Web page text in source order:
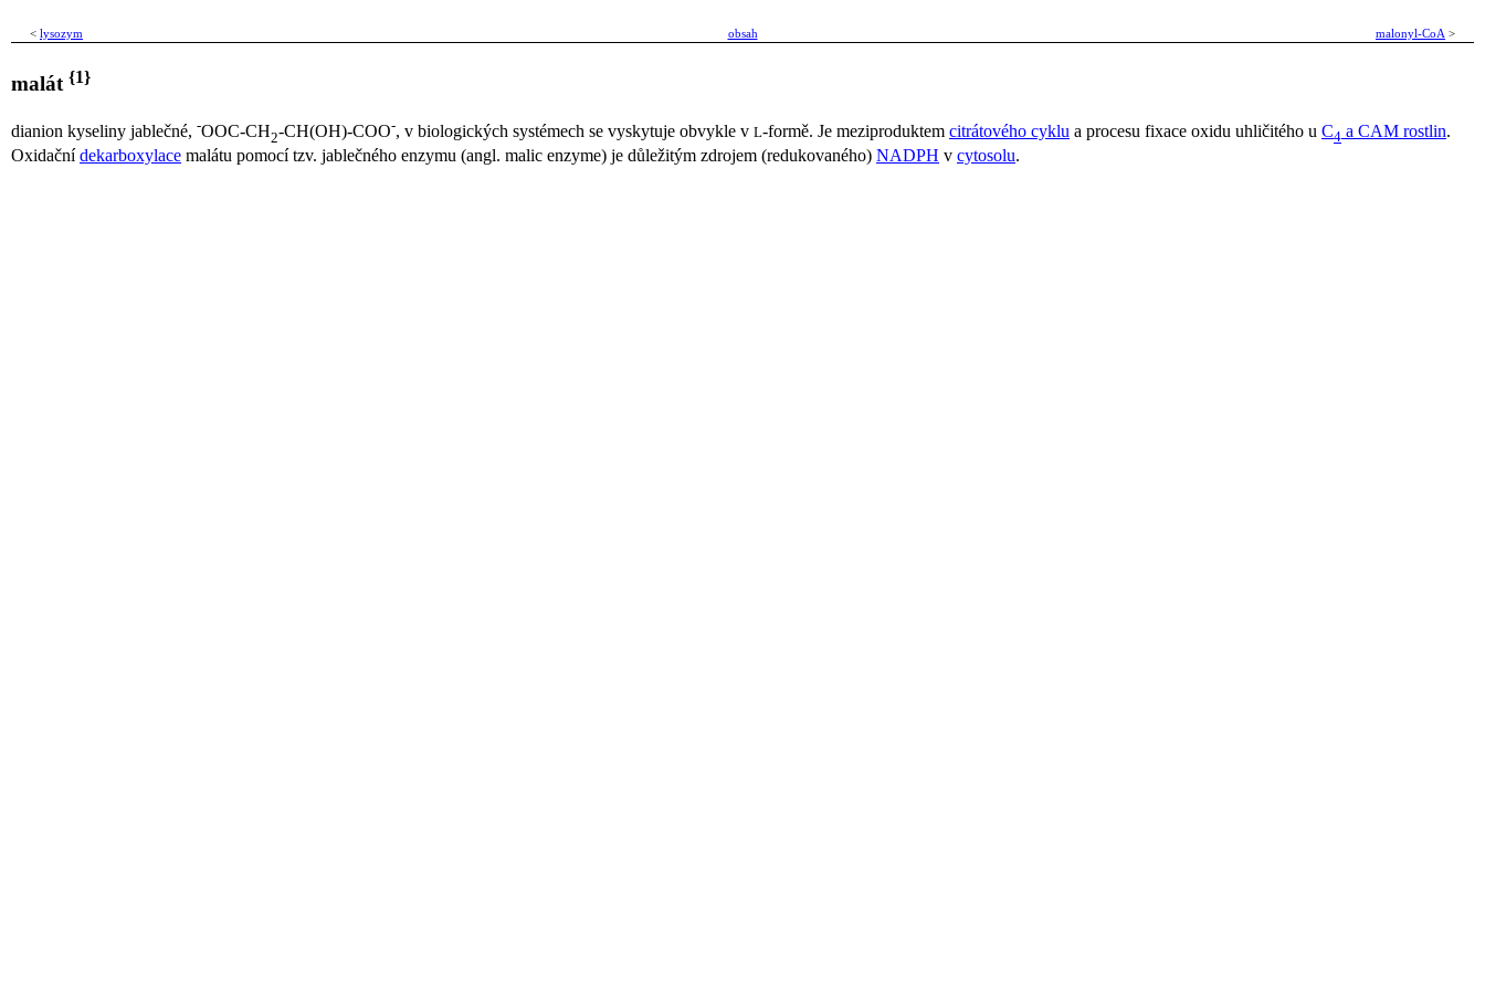
< lysozym obsah malonyl-CoA >
malát {1}
dianion kyseliny jablečné, -OOC-CH2-CH(OH)-COO-, v biologických systémech se vyskytuje obvykle v L-formě. Je meziproduktem citrátového cyklu a procesu fixace oxidu uhličitého u C4 a CAM rostlin.
Oxidační dekarboxylace malátu pomocí tzv. jablečného enzymu (angl. malic enzyme) je důležitým zdrojem (redukovaného) NADPH v cytosolu.